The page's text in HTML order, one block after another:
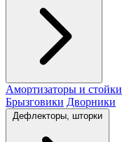
Амортизаторы и стойки
Брызговики Дворники
Дефлекторы, шторки